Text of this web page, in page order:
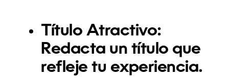
Título Atractivo:
Redacta un título que
refleje tu experiencia.